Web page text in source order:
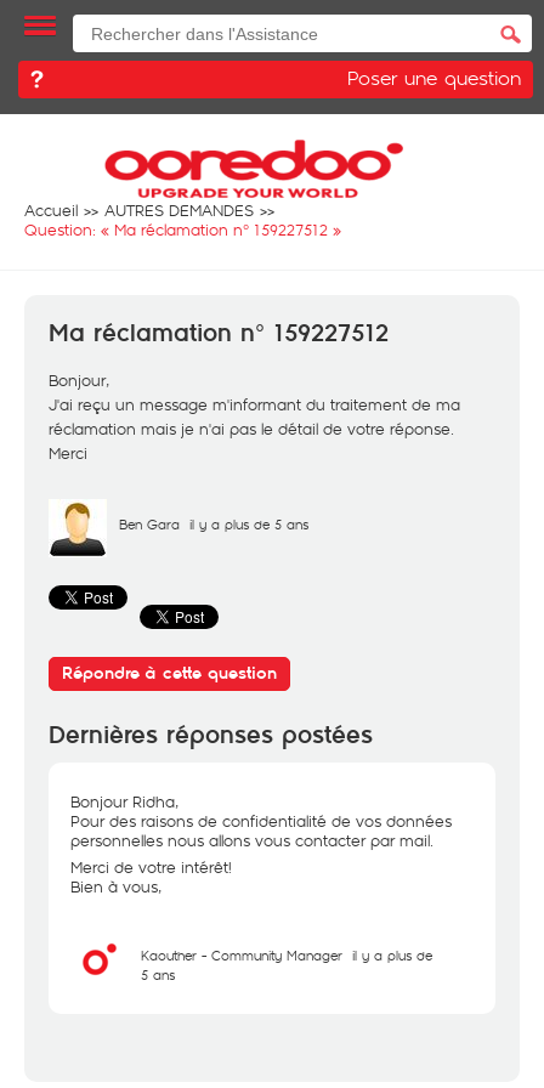
Poser une question
Accueil
AUTRES DEMANDES
Question: « Ma réclamation n° 159227512 »
Ma réclamation n° 159227512
Bonjour,
J'ai reçu un message m'informant du traitement de ma
réclamation mais je n'ai pas le détail de votre réponse.
Merci
Ben Gara il y a plus de 5 ans
Répondre à cette question
Dernières réponses postées
Bonjour Ridha,
Pour des raisons de confidentialité de vos données
personnelles nous allons vous contacter par mail.
Merci de votre intérêt!
Bien à vous,
Kaouther - Community Manager il y a plus de
5 ans